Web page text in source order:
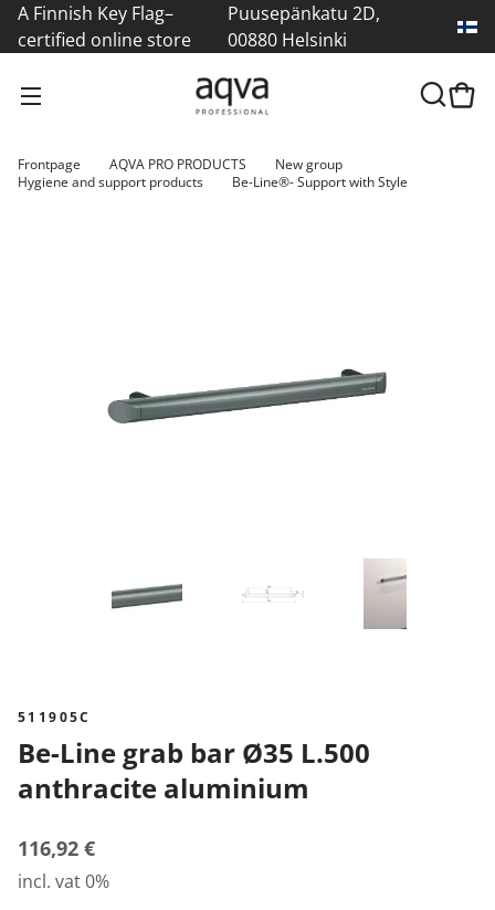
A Finnish Key Flag–
certified online store
Puusepänkatu 2D,
00880 Helsinki
Frontpage AQVA PRO PRODUCTS
New group
Hygiene and support products
Be-Line®- Support with Style
511905C
Be-Line grab bar Ø35 L.500
anthracite aluminium
116,92 €
incl. vat 0%